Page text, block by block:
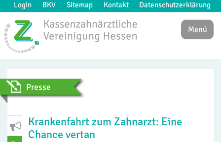
Login BKV Sitemap Kontakt Datenschutzerklärung
Menü
Presse
Krankenfahrt zum Zahnarzt: Eine
Chance vertan